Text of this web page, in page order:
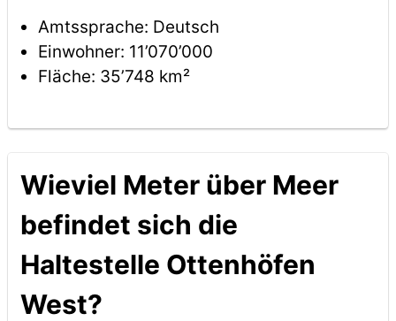
Amtssprache: Deutsch
Einwohner: 11’070’000
Fläche: 35’748 km²
Wieviel Meter über Meer
befindet sich die
Haltestelle Ottenhöfen
West?